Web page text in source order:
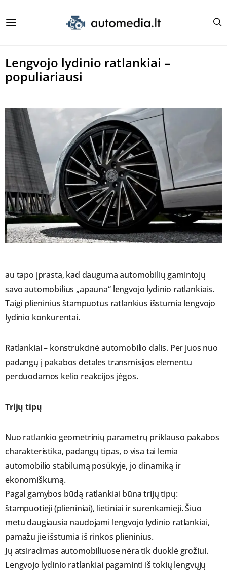
Lengvojo lydinio ratlankiai –
populiariausi
au tapo įprasta, kad dauguma automobilių gamintojų
savo automobilius „apauna“ lengvojo lydinio ratlankiais.
Taigi plieninius štampuotus ratlankius išstumia lengvojo
lydinio konkurentai.
Ratlankiai – konstrukcinė automobilio dalis. Per juos nuo
padangų į pakabos detales transmisijos elementu
perduodamos kelio reakcijos jėgos.
Trijų tipų
Nuo ratlankio geometrinių parametrų priklauso pakabos
charakteristika, padangų tipas, o visa tai lemia
automobilio stabilumą posūkyje, jo dinamiką ir
ekonomiškumą.
Pagal gamybos būdą ratlankiai būna trijų tipų:
štampuotieji (plieniniai), lietiniai ir surenkamieji. Šiuo
metu daugiausia naudojami lengvojo lydinio ratlankiai,
pamažu jie išstumia iš rinkos plieninius.
Jų atsiradimas automobiliuose nėra tik duoklė grožiui.
Lengvojo lydinio ratlankiai pagaminti iš tokių lengvųjų